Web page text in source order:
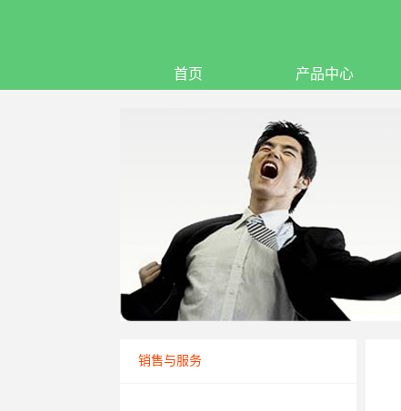
首页 产品中心
销售与服务